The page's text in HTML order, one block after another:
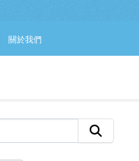
關於我們